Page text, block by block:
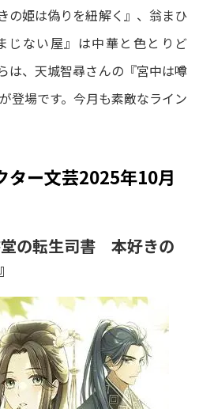
姫は偽りを紐解く』、翁まひ
じない屋』は中華と色とりど
、天城智尋さんの『宮中は噂
登場です。今月も素敵なライン
ター文芸2025年10月
の転生司書 本好きの